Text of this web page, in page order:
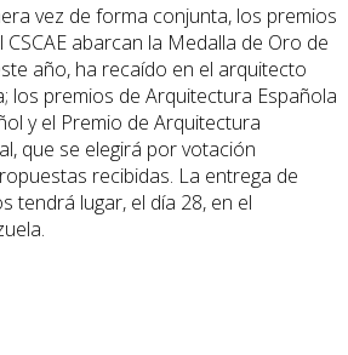
vez de forma conjunta, los premios
abarcan la Medalla de Oro de
año, ha recaído en el arquitecto
los premios de Arquitectura Española
y el Premio de Arquitectura
que se elegirá por votación
recibidas. La entrega de
tendrá lugar, el día 28, en el